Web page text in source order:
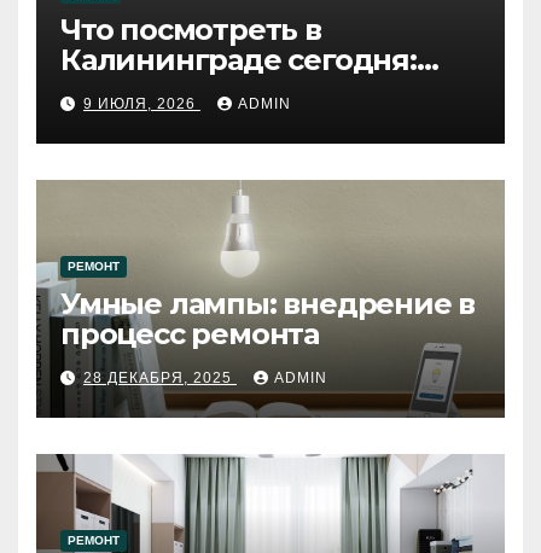
Что посмотреть в
Калининграде сегодня:
путеводитель по самому
западному городу России
9 ИЮЛЯ, 2026 ADMIN
РЕМОНТ
Умные лампы: внедрение в
процесс ремонта
28 ДЕКАБРЯ, 2025 ADMIN
РЕМОНТ